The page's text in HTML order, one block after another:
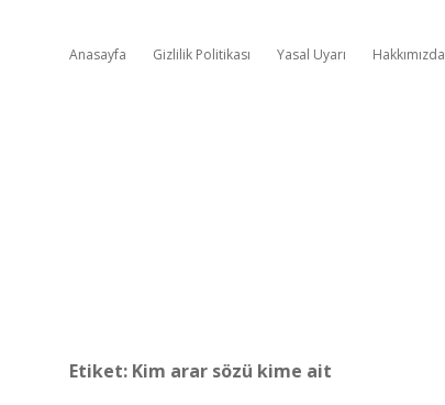
Anasayfa Gizlilik Politikası Yasal Uyarı Hakkımızda
Etiket: Kim arar sözü kime ait